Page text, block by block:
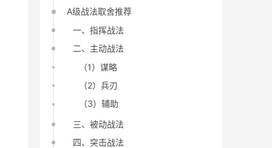
A级战法取舍推荐
一、指挥战法
二、主动战法
（1）谋略
（2）兵刃
（3）辅助
三、被动战法
四、突击战法